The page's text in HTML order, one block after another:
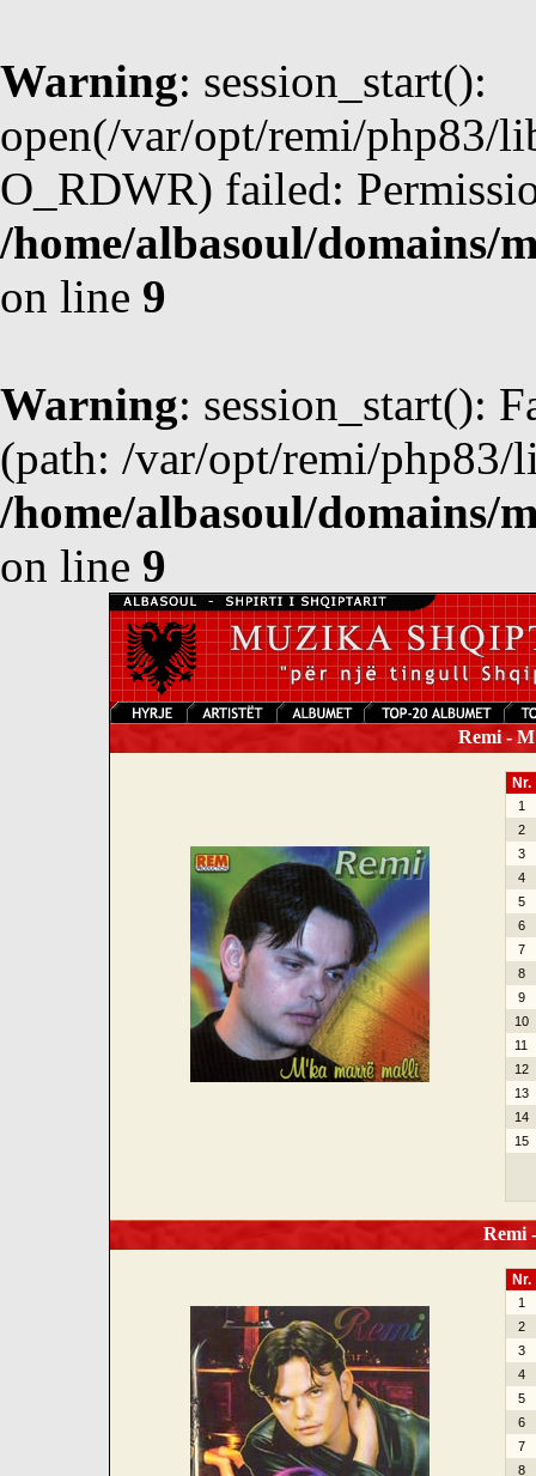
Warning: session_start():
open(/var/opt/remi/php83/
O_RDWR) failed:
/home/albasoul/domains/
on line 9
Warning: session_start():
(path: /var/opt/remi/php83/
/home/albasoul/domains/
on line 9
Remi -
Nr.
1
2
3
4
5
6
7
8
9
10
11
12
13
14
15
Remi
Nr.
1
2
3
4
5
6
7
8